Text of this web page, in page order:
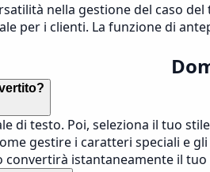
nella gestione del caso
per i clienti. La funzione di
di testo. Poi, seleziona il tuo
gestire i caratteri speciali e
istantaneamente il